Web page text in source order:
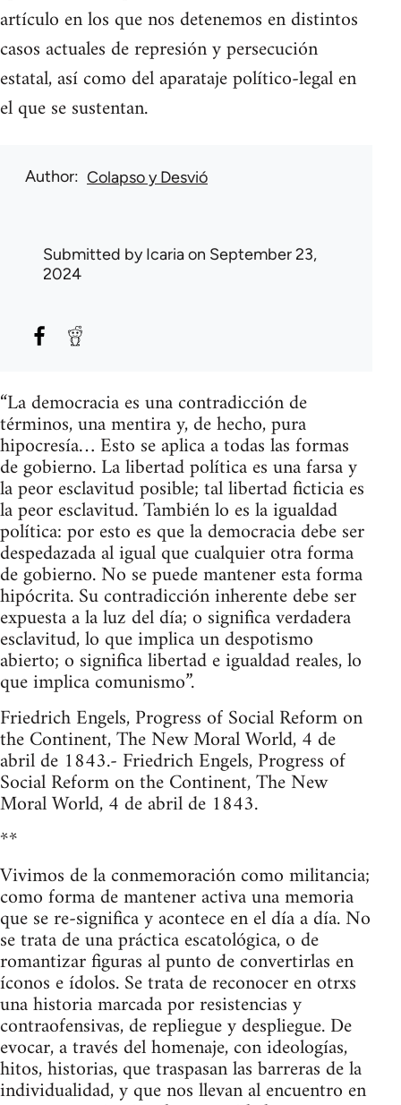
artículo en los que nos detenemos en distintos
casos actuales de represión y persecución
estatal, así como del aparataje político-legal en
el que se sustentan.
Author Colapso y Desvió
Submitted byIcariaon September 23,
2024
“La democracia es una contradicción de
términos, una mentira y, de hecho, pura
hipocresía… Esto se aplica a todas las formas
de gobierno. La libertad política es una farsa y
la peor esclavitud posible; tal libertad ficticia es
la peor esclavitud. También lo es la igualdad
política: por esto es que la democracia debe ser
despedazada al igual que cualquier otra forma
de gobierno. No se puede mantener esta forma
hipócrita. Su contradicción inherente debe ser
expuesta a la luz del día; o significa verdadera
esclavitud, lo que implica un despotismo
abierto; o significa libertad e igualdad reales, lo
que implica comunismo”.
Friedrich Engels, Progress of Social Reform on
the Continent, The New Moral World, 4 de
abril de 1843.- Friedrich Engels, Progress of
Social Reform on the Continent, The New
Moral World, 4 de abril de 1843.
**
Vivimos de la conmemoración como militancia;
como forma de mantener activa una memoria
que se re-significa y acontece en el día a día. No
se trata de una práctica escatológica, o de
romantizar figuras al punto de convertirlas en
íconos e ídolos. Se trata de reconocer en otrxs
una historia marcada por resistencias y
contraofensivas, de repliegue y despliegue. De
evocar, a través del homenaje, con ideologías,
hitos, historias, que traspasan las barreras de la
individualidad, y que nos llevan al encuentro en